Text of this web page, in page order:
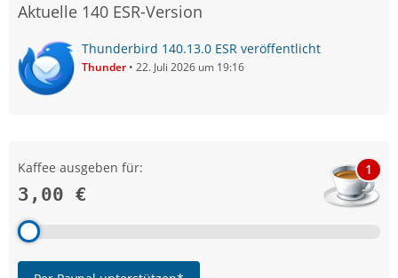
Aktuelle 140 ESR-Version
Thunderbird 140.13.0 ESR veröffentlicht
Thunder 22. Juli 2026 um 19:16
Kaffee ausgeben für:
3,00 €
1